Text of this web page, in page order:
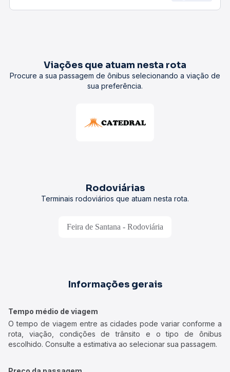
Viações que atuam nesta rota
Procure a sua passagem de ônibus selecionando a viação de
sua preferência.
Rodoviárias
Terminais rodoviários que atuam nesta rota.
Feira de Santana - Rodoviária
Informações gerais
Tempo médio de viagem
O tempo de viagem entre as cidades pode variar conforme a
rota, viação, condições de trânsito e o tipo de ônibus
escolhido. Consulte a estimativa ao selecionar sua passagem.